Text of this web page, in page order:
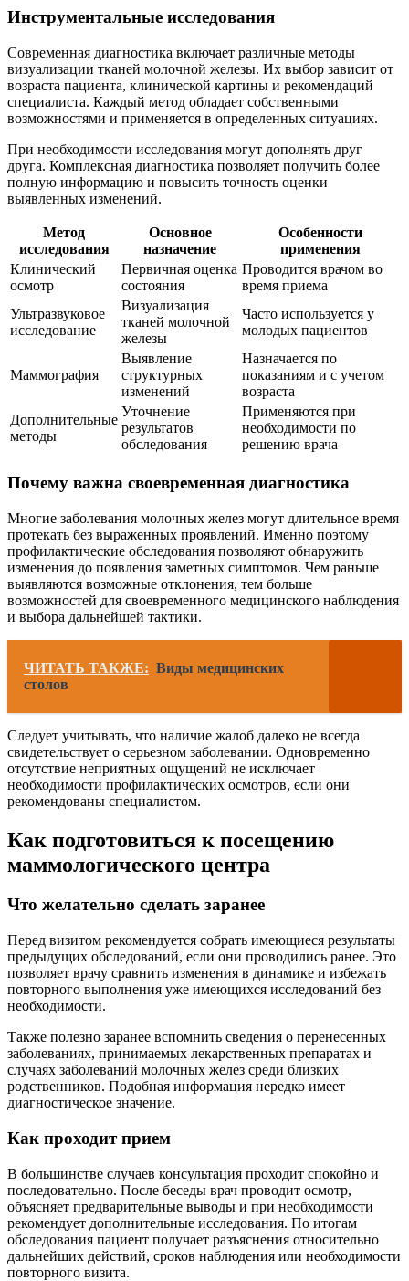
Инструментальные исследования
Современная диагностика включает различные методы
визуализации тканей молочной железы. Их выбор зависит от
возраста пациента, клинической картины и рекомендаций
специалиста. Каждый метод обладает собственными
возможностями и применяется в определенных ситуациях.
При необходимости исследования могут дополнять друг
друга. Комплексная диагностика позволяет получить более
полную информацию и повысить точность оценки
выявленных изменений.
Метод
исследования
Основное
назначение
Особенности
применения
Клинический
осмотр
Первичная оценка
состояния
Проводится врачом во
время приема
Ультразвуковое
исследование
Визуализация
тканей молочной
железы
Часто используется у
молодых пациентов
Маммография
Выявление
структурных
изменений
Назначается по
показаниям и с учетом
возраста
Дополнительные
методы
Уточнение
результатов
обследования
Применяются при
необходимости по
решению врача
Почему важна своевременная диагностика
Многие заболевания молочных желез могут длительное время
протекать без выраженных проявлений. Именно поэтому
профилактические обследования позволяют обнаружить
изменения до появления заметных симптомов. Чем раньше
выявляются возможные отклонения, тем больше
возможностей для своевременного медицинского наблюдения
и выбора дальнейшей тактики.
ЧИТАТЬ ТАКЖЕ: Виды медицинских
столов
Следует учитывать, что наличие жалоб далеко не всегда
свидетельствует о серьезном заболевании. Одновременно
отсутствие неприятных ощущений не исключает
необходимости профилактических осмотров, если они
рекомендованы специалистом.
Как подготовиться к посещению
маммологического центра
Что желательно сделать заранее
Перед визитом рекомендуется собрать имеющиеся результаты
предыдущих обследований, если они проводились ранее. Это
позволяет врачу сравнить изменения в динамике и избежать
повторного выполнения уже имеющихся исследований без
необходимости.
Также полезно заранее вспомнить сведения о перенесенных
заболеваниях, принимаемых лекарственных препаратах и
случаях заболеваний молочных желез среди близких
родственников. Подобная информация нередко имеет
диагностическое значение.
Как проходит прием
В большинстве случаев консультация проходит спокойно и
последовательно. После беседы врач проводит осмотр,
объясняет предварительные выводы и при необходимости
рекомендует дополнительные исследования. По итогам
обследования пациент получает разъяснения относительно
дальнейших действий, сроков наблюдения или необходимости
повторного визита.